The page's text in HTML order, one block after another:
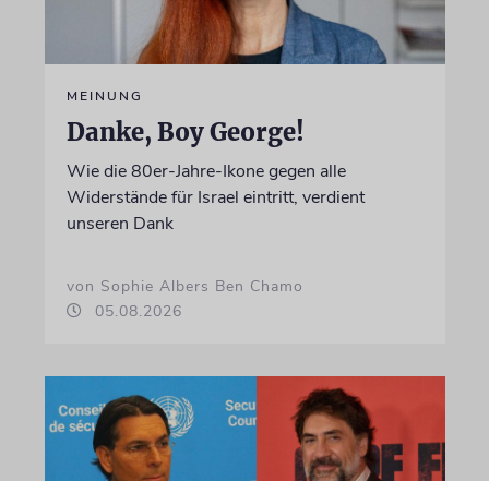
MEINUNG
Danke, Boy George!
Wie die 80er-Jahre-Ikone gegen alle
Widerstände für Israel eintritt, verdient
unseren Dank
von Sophie Albers Ben Chamo
05.08.2026